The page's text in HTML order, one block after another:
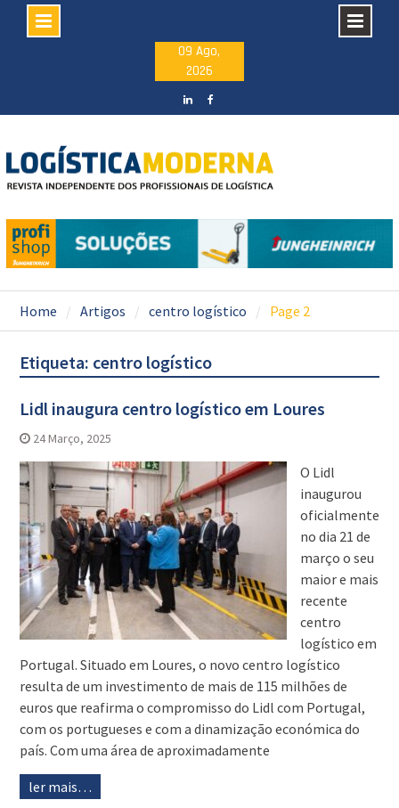
09 Ago,
2026
Home Artigos centro logístico Page 2
Etiqueta: centro logístico
Lidl inaugura centro logístico em Loures
24 Março, 2025
O Lidl
inaugurou
oficialmente
no dia 21 de
março o seu
maior e mais
recente
centro
logístico em
Portugal. Situado em Loures, o novo centro logístico
resulta de um investimento de mais de 115 milhões de
euros que reafirma o compromisso do Lidl com Portugal,
com os portugueses e com a dinamização económica do
país. Com uma área de aproximadamente
ler mais…